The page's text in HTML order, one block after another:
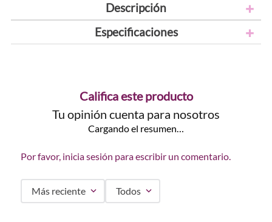
Descripción
Especificaciones
Califica este producto
Tu opinión cuenta para nosotros
Cargando el resumen…
Por favor, inicia sesión para escribir un comentario.
Más reciente Todos